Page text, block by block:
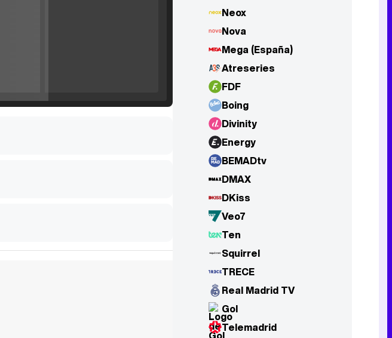
Neox
Nova
Mega (España)
Atreseries
FDF
Boing
Divinity
Energy
BEMADtv
DMAX
DKiss
Veo7
Ten
Squirrel
TRECE
Real Madrid TV
Gol
Telemadrid